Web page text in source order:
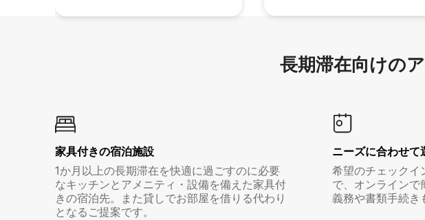
長期滞在向け⁠の
家具付き⁠の宿⁠泊⁠施⁠設
1か月以上の長期滞在を快適に過ごすのに必要
なキッチンとアメニティ・設備を備えた家具付
きの宿泊先。また貸しでお部屋を借りる代わり
となるご提案です。
ニーズに合わせて
希望のチェックイ
で、オンラインで
義務や書類手続き